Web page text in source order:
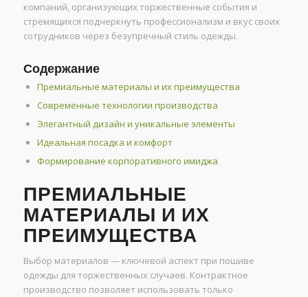
компаний, организующих торжественные события и
стремящихся подчеркнуть профессионализм и вкус своих
сотрудников через безупречный стиль одежды.
Содержание
Премиальные материалы и их преимущества
Современные технологии производства
Элегантный дизайн и уникальные элементы
Идеальная посадка и комфорт
Формирование корпоративного имиджа
ПРЕМИАЛЬНЫЕ
МАТЕРИАЛЫ И ИХ
ПРЕИМУЩЕСТВА
Выбор материалов — ключевой аспект при пошиве
одежды для торжественных случаев. Контрактное
производство позволяет использовать только